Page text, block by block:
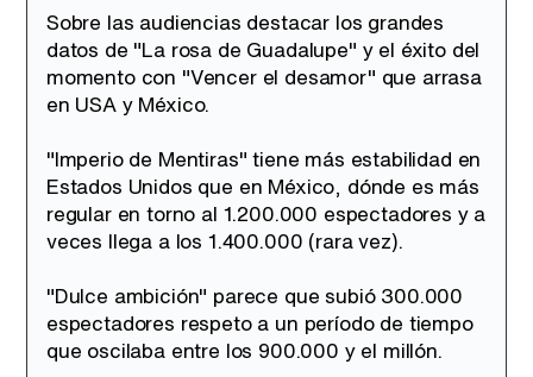
Sobre las audiencias destacar los grandes
datos de "La rosa de Guadalupe" y el éxito del
momento con "Vencer el desamor" que arrasa
en USA y México.
"Imperio de Mentiras" tiene más estabilidad en
Estados Unidos que en México, dónde es más
regular en torno al 1.200.000 espectadores y a
veces llega a los 1.400.000 (rara vez).
"Dulce ambición" parece que subió 300.000
espectadores respeto a un período de tiempo
que oscilaba entre los 900.000 y el millón.